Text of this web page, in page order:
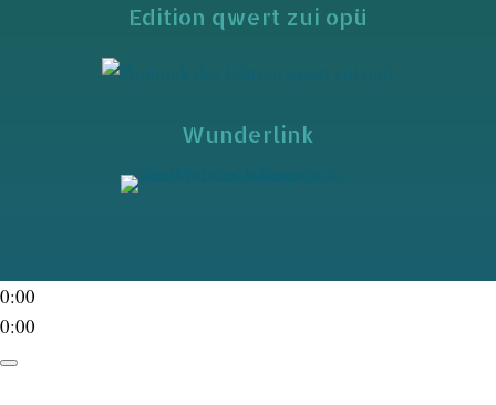
Edition qwert zui opü
Wunderlink
0:00
0:00